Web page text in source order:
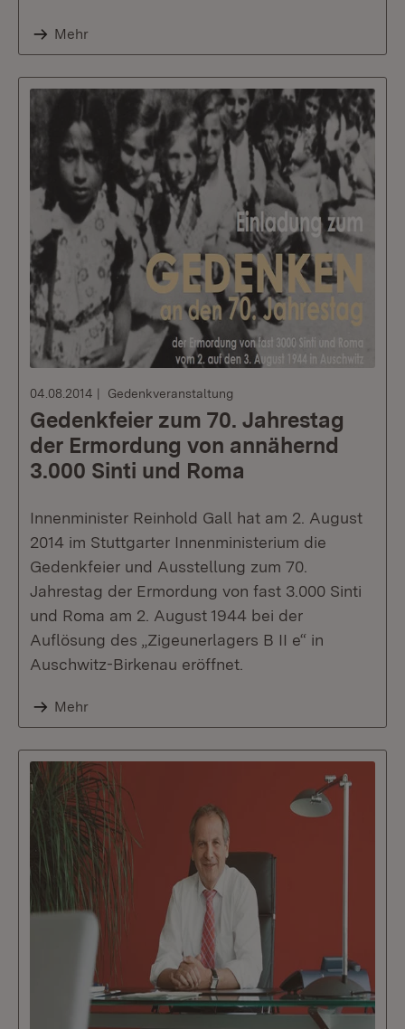
Mehr
04.08.2014 Gedenkveranstaltung
Gedenkfeier zum 70. Jahrestag
der Ermordung von annähernd
3.000 Sinti und Roma
Innenminister Reinhold Gall hat am 2. August
2014 im Stuttgarter Innenministerium die
Gedenkfeier und Ausstellung zum 70.
Jahrestag der Ermordung von fast 3.000 Sinti
und Roma am 2. August 1944 bei der
Auflösung des „Zigeunerlagers B II e“ in
Auschwitz-Birkenau eröffnet.
Mehr